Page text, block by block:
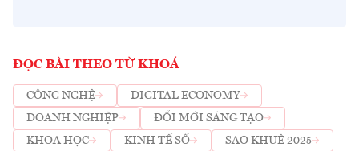
ĐỌC BÀI THEO TỪ KHOÁ
CÔNG NGHỆ
DIGITAL ECONOMY
DOANH NGHIỆP
ĐỔI MỚI SÁNG TẠO
KHOA HỌC
KINH TẾ SỐ
SAO KHUÊ 2025